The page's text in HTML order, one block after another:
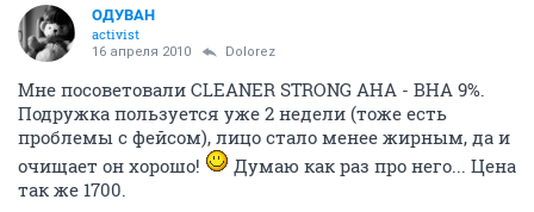
guru
16 апреля 2010
Я покупала Натинуэль через косметолога. 1700 руб.
150 мл.
ОТВЕТИТЬ